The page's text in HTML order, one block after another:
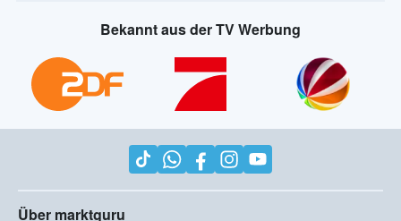
Bekannt aus der TV Werbung
Über marktguru